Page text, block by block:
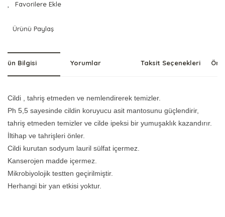
Ürünü Paylaş
Ürün Bilgisi Yorumlar Taksit Seçenekleri
Cildi , tahriş etmeden ve nemlendirerek temizler.
Ph 5,5 sayesinde cildin koruyucu asit mantosunu güçlendirir,
tahriş etmeden temizler ve cilde ipeksi bir yumuşaklık kazandırır.
İltihap ve tahrişleri önler.
Cildi kurutan sodyum lauril sülfat içermez.
Kanserojen madde içermez.
Mikrobiyolojik testten geçirilmiştir.
Herhangi bir yan etkisi yoktur.